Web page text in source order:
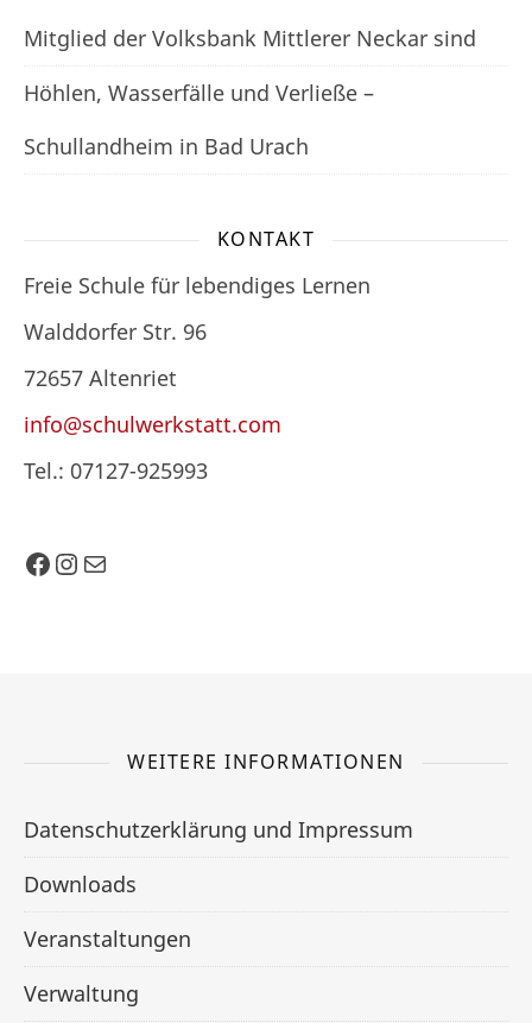
Mitglied der Volksbank Mittlerer Neckar sind
Höhlen, Wasserfälle und Verließe –
Schullandheim in Bad Urach
KONTAKT
Freie Schule für lebendiges Lernen
Walddorfer Str. 96
72657 Altenriet
info@schulwerkstatt.com
Tel.: 07127-925993
Facebook
Instagram
E-Mail
WEITERE INFORMATIONEN
Datenschutzerklärung und Impressum
Downloads
Veranstaltungen
Verwaltung